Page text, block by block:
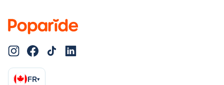
FR▾